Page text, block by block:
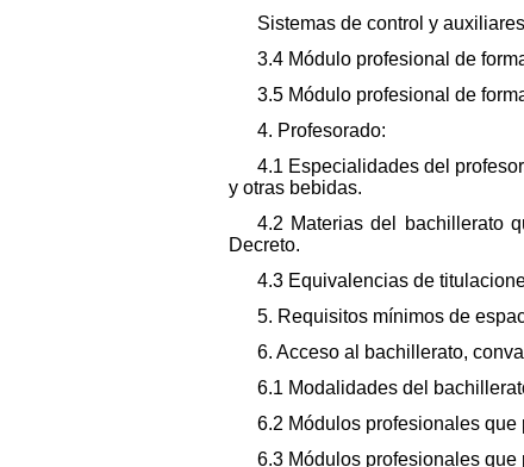
Sistemas de control y
3.4 Módulo profesional de
3.5 Módulo profesional de
4. Profesorado:
4.1 Especialidades del
y otras bebidas.
4.2 Materias del bachillerato
Decreto.
4.3 Equivalencias de
5. Requisitos mínimos de
6. Acceso al bachillerato,
6.1 Modalidades del
6.2 Módulos profesionales
6.3 Módulos profesionales